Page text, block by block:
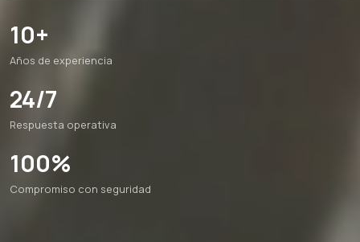
10+
Años de experiencia
24/7
Respuesta operativa
100%
Compromiso con seguridad